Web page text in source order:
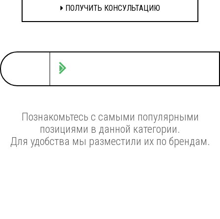
ПОЛУЧИТЬ КОНСУЛЬТАЦИЮ
Познакомьтесь с самыми популярными
позициями в данной категории.
Для удобства мы разместили их по брендам.